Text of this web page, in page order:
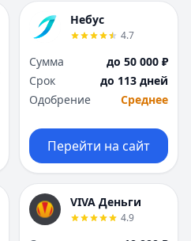
Небус
4.7
Сумма
до 50 000 ₽
Срок
до 113 дней
Одобрение
Среднее
Перейти на сайт
VIVA Деньги
4.9